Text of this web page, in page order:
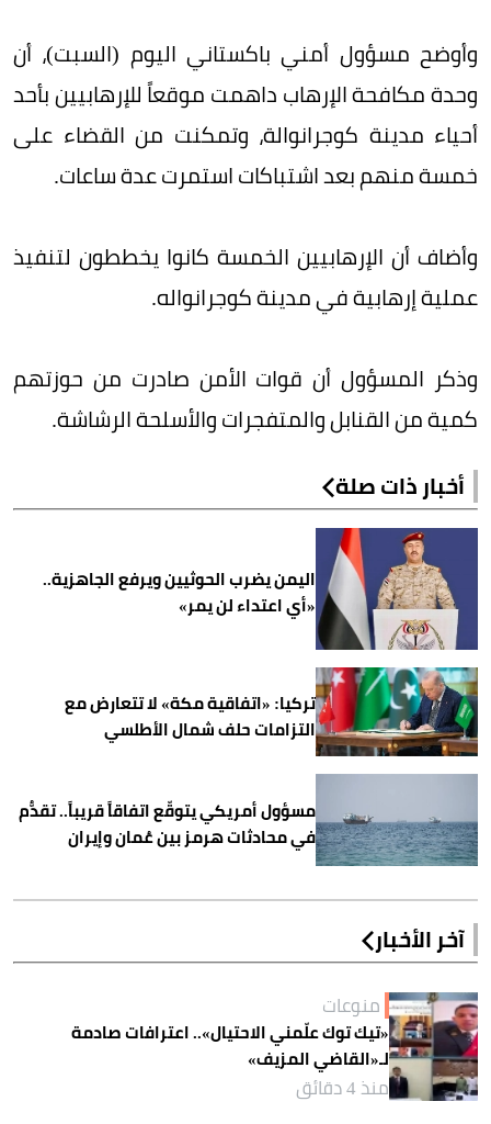
وأوضح مسؤول أمني باكستاني اليوم (السبت)، أن
وحدة مكافحة الإرهاب داهمت موقعاً للإرهابيين بأحد
أحياء مدينة كوجرانوالة، وتمكنت من القضاء على
خمسة منهم بعد اشتباكات استمرت عدة ساعات.
وأضاف أن الإرهابيين الخمسة كانوا يخططون لتنفيذ
عملية إرهابية في مدينة كوجرانواله.
وذكر المسؤول أن قوات الأمن صادرت من حوزتهم
كمية من القنابل والمتفجرات والأسلحة الرشاشة.
أخبار ذات صلة
اليمن يضرب الحوثيين ويرفع الجاهزية..
«أي اعتداء لن يمر»
تركيا: «اتفاقية مكة» لا تتعارض مع
التزامات حلف شمال الأطلسي
مسؤول أمريكي يتوقّع اتفاقاً قريباً.. تقدُّم
في محادثات هرمز بين عُمان وإيران
آخر الأخبار
منوعات
«تيك توك علّمني الاحتيال».. اعترافات صادمة
لـ«القاضي المزيف»
منذ 4 دقائق